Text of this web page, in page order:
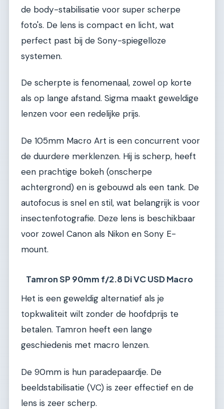
de body-stabilisatie voor super scherpe
foto's. De lens is compact en licht, wat
perfect past bij de Sony-spiegelloze
systemen.
De scherpte is fenomenaal, zowel op korte
als op lange afstand. Sigma maakt geweldige
lenzen voor een redelijke prijs.
De 105mm Macro Art is een concurrent voor
de duurdere merklenzen. Hij is scherp, heeft
een prachtige bokeh (onscherpe
achtergrond) en is gebouwd als een tank. De
autofocus is snel en stil, wat belangrijk is voor
insectenfotografie. Deze lens is beschikbaar
voor zowel Canon als Nikon en Sony E-
mount.
Tamron SP 90mm f/2.8 Di VC USD Macro
Het is een geweldig alternatief als je
topkwaliteit wilt zonder de hoofdprijs te
betalen. Tamron heeft een lange
geschiedenis met macro lenzen.
De 90mm is hun paradepaardje. De
beeldstabilisatie (VC) is zeer effectief en de
lens is zeer scherp.